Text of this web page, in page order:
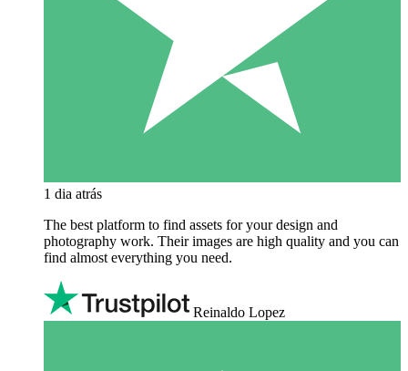
1 dia atrás
The best platform to find assets for your design and
photography work. Their images are high quality and you can
find almost everything you need.
Reinaldo Lopez